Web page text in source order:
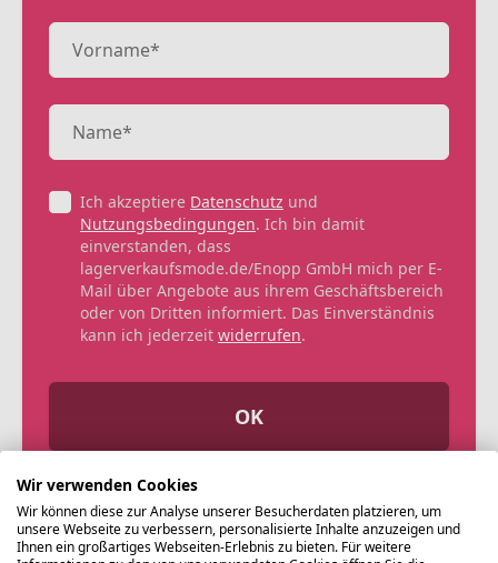
Ich akzeptiere Datenschutz und
Nutzungsbedingungen. Ich bin damit
einverstanden, dass
lagerverkaufsmode.de/Enopp GmbH mich per E-
Mail über Angebote aus ihrem Geschäftsbereich
oder von Dritten informiert. Das Einverständnis
kann ich jederzeit widerrufen.
OK
Wir verwenden Cookies
Wir können diese zur Analyse unserer Besucherdaten platzieren, um
unsere Webseite zu verbessern, personalisierte Inhalte anzuzeigen und
Ihnen ein großartiges Webseiten-Erlebnis zu bieten. Für weitere